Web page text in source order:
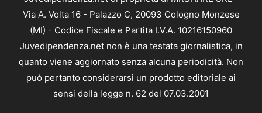
Via A. Volta 16 - Palazzo C, 20093 Cologno Monzese
(MI) - Codice Fiscale e Partita I.V.A. 10216150960
Juvedipendenza.net non è una testata giornalistica, in
quanto viene aggiornato senza alcuna periodicità. Non
può pertanto considerarsi un prodotto editoriale ai
sensi della legge n. 62 del 07.03.2001